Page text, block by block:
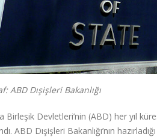
ABD Dışişleri Bakanlığı
Birleşik Devletleri’nin (ABD) her yıl
ABD Dışişleri Bakanlığı’nın